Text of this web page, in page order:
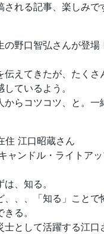
される記事、楽しみで
の野口智弘さんが登場
伝えてきたが、たくさ
ているよう。
からコツコツ、と。一
江口昭蔵さん
ャンドル・ライトア
、知る。
、、「知る」ことで
る。
士として活躍する江口